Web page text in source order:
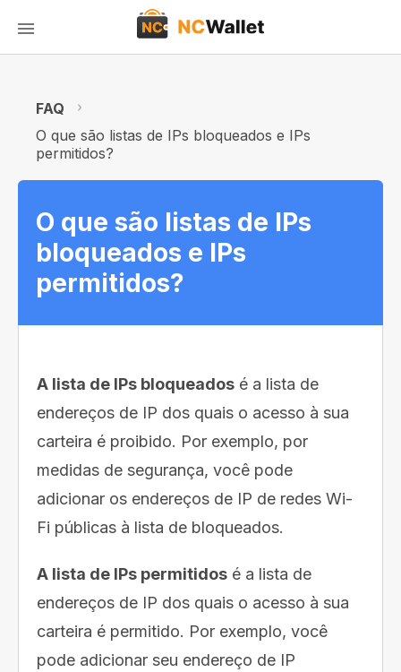
FAQ
O que são listas de IPs bloqueados e IPs
permitidos?
O que são listas de IPs
bloqueados e IPs
permitidos?
A lista de IPs bloqueados é a lista de
endereços de IP dos quais o acesso à sua
carteira é proibido. Por exemplo, por
medidas de segurança, você pode
adicionar os endereços de IP de redes Wi-
Fi públicas à lista de bloqueados.
A lista de IPs permitidos é a lista de
endereços de IP dos quais o acesso à sua
carteira é permitido. Por exemplo, você
pode adicionar seu endereço de IP